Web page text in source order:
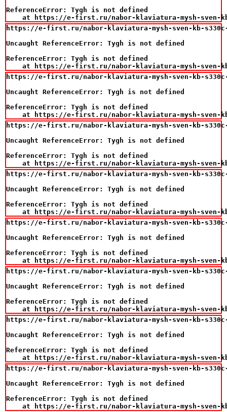
ReferenceError: Tygh is not defined
at https://e-first.ru/nabor-klaviatura-mysh-
https://e-first.ru/nabor-klaviatura-mysh-sven-kb-
Uncaught ReferenceError: Tygh is not defined
ReferenceError: Tygh is not defined
at https://e-first.ru/nabor-klaviatura-mysh-
https://e-first.ru/nabor-klaviatura-mysh-sven-kb-s330c-
Uncaught ReferenceError: Tygh is not defined
ReferenceError: Tygh is not defined
at https://e-first.ru/nabor-klaviatura-mysh-
https://e-first.ru/nabor-klaviatura-mysh-sven-kb-
Uncaught ReferenceError: Tygh is not defined
ReferenceError: Tygh is not defined
at https://e-first.ru/nabor-klaviatura-mysh-
https://e-first.ru/nabor-klaviatura-mysh-sven-kb-s330c-
Uncaught ReferenceError: Tygh is not defined
ReferenceError: Tygh is not defined
at https://e-first.ru/nabor-klaviatura-mysh-
https://e-first.ru/nabor-klaviatura-mysh-sven-kb-s330c-
Uncaught ReferenceError: Tygh is not defined
ReferenceError: Tygh is not defined
at https://e-first.ru/nabor-klaviatura-mysh-
https://e-first.ru/nabor-klaviatura-mysh-sven-kb-
Uncaught ReferenceError: Tygh is not defined
ReferenceError: Tygh is not defined
at https://e-first.ru/nabor-klaviatura-mysh-
https://e-first.ru/nabor-klaviatura-mysh-sven-kb-
Uncaught ReferenceError: Tygh is not defined
ReferenceError: Tygh is not defined
at https://e-first.ru/nabor-klaviatura-mysh-
https://e-first.ru/nabor-klaviatura-mysh-sven-kb-
Uncaught ReferenceError: Tygh is not defined
ReferenceError: Tygh is not defined
at https://e-first.ru/nabor-klaviatura-mysh-